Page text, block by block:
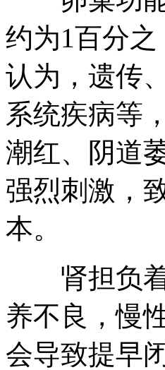
约为1百分
认为，遗传
系统疾病等
潮红、阴道
强烈刺激，
本。
肾担负着
养不良，慢
会导致提早